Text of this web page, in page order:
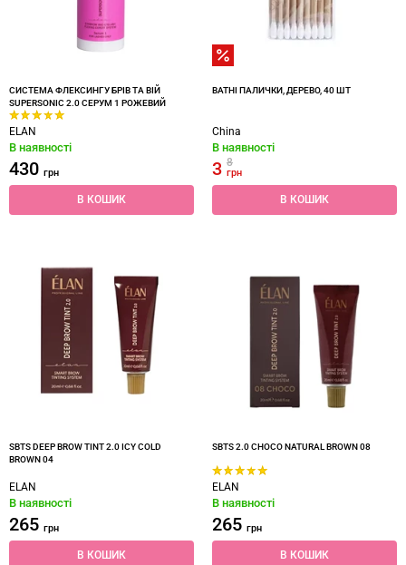
СИСТЕМА ФЛЕКСИНГУ БРІВ ТА ВІЙ
SUPERSONIC 2.0 СЕРУМ 1 РОЖЕВИЙ
ELAN
В наявності
430 грн
В КОШИК
ВАТНІ ПАЛИЧКИ, ДЕРЕВО, 40 ШТ
China
В наявності
3 8
грн
В КОШИК
SBTS DEEP BROW TINT 2.0 ICY COLD
BROWN 04
ELAN
В наявності
265 грн
В КОШИК
SBTS 2.0 CHOCO NATURAL BROWN 08
ELAN
В наявності
265 грн
В КОШИК